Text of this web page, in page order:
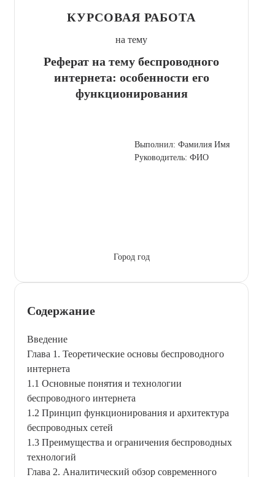
КУРСОВАЯ РАБОТА
на тему
Реферат на тему беспроводного
интернета: особенности его
функционирования
Выполнил: Фамилия Имя
Руководитель: ФИО
Город год
Содержание
Введение
Глава 1. Теоретические основы беспроводного
интернета
1.1 Основные понятия и технологии
беспроводного интернета
1.2 Принцип функционирования и архитектура
беспроводных сетей
1.3 Преимущества и ограничения беспроводных
технологий
Глава 2. Аналитический обзор современного